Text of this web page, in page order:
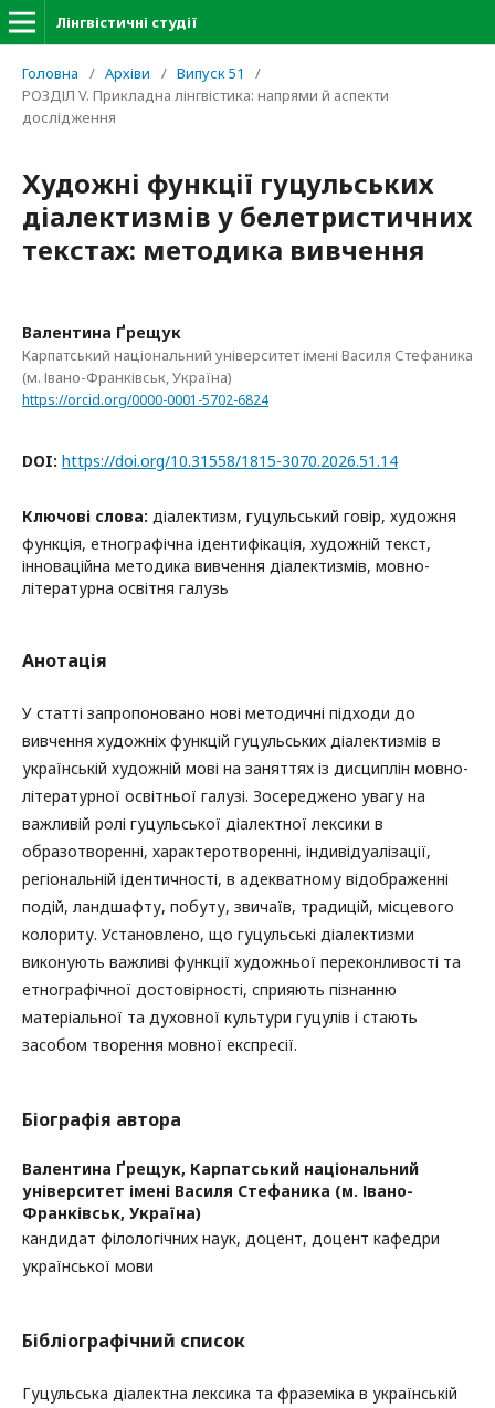
Лінгвістичні студії
Головна / Архіви / Випуск 51
/
РОЗДІЛ V. Прикладна лінгвістика: напрями й аспекти
дослідження
Художні функції гуцульських
діалектизмів у белетристичних
текстах: методика вивчення
Валентина Ґрещук
Карпатський національний університет імені Василя Стефаника
(м. Івано-Франківськ, Україна)
https://orcid.org/0000-0001-5702-6824
DOI: https://doi.org/10.31558/1815-3070.2026.51.14
Ключові слова: діалектизм, гуцульський говір, художня
функція, етнографічна ідентифікація, художній текст,
інноваційна методика вивчення діалектизмів, мовно-
літературна освітня галузь
Анотація
У статті запропоновано нові методичні підходи до
вивчення художніх функцій гуцульських діалектизмів в
українській художній мові на заняттях із дисциплін мовно-
літературної освітньої галузі. Зосереджено увагу на
важливій ролі гуцульської діалектної лексики в
образотворенні, характеротворенні, індивідуалізації,
регіональній ідентичності, в адекватному відображенні
подій, ландшафту, побуту, звичаїв, традицій, місцевого
колориту. Установлено, що гуцульські діалектизми
виконують важливі функції художньої переконливості та
етнографічної достовірності, сприяють пізнанню
матеріальної та духовної культури гуцулів і стають
засобом творення мовної експресії.
Біографія автора
Валентина Ґрещук, Карпатський національний
університет імені Василя Стефаника (м. Івано-
Франківськ, Україна)
кандидат філологічних наук, доцент, доцент кафедри
української мови
Бібліографічний список
Гуцульська діалектна лексика та фраземіка в українській